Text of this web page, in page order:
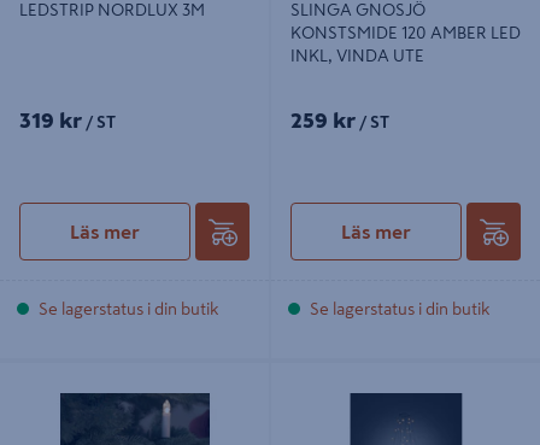
LEDSTRIP NORDLUX 3M
319 kr / ST
Läs mer
Se lagerstatus i din butik
SLINGA GNOSJÖ
KONSTSMIDE 120 AMBER LED
INKL, VINDA UTE
259 kr / ST
Läs mer
Se lagerstatus i din butik
KONSTSMIDE 1129-020, INNE
LED 240CM